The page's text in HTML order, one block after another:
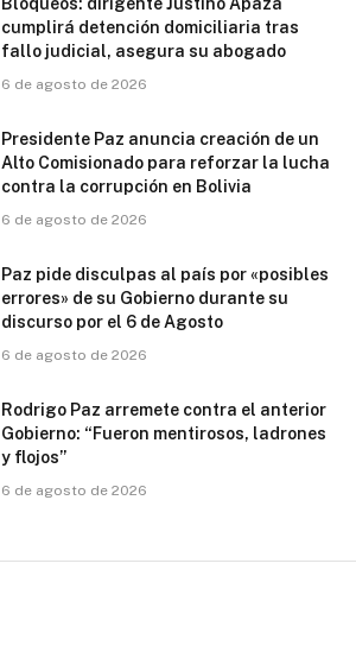
cumplirá detención domiciliaria tras
fallo judicial, asegura su abogado
6 de agosto de 2026
Presidente Paz anuncia creación de un
Alto Comisionado para reforzar la lucha
contra la corrupción en Bolivia
6 de agosto de 2026
Paz pide disculpas al país por «posibles
errores» de su Gobierno durante su
discurso por el 6 de Agosto
6 de agosto de 2026
Rodrigo Paz arremete contra el anterior
Gobierno: “Fueron mentirosos, ladrones
y flojos”
6 de agosto de 2026